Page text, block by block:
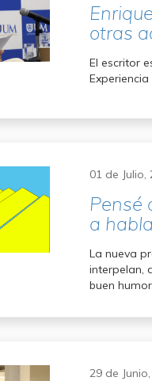
otras
El escritor
Experiencia
01 de Julio,
Pensé
a
La nueva
interpelan,
buen humor
29 de